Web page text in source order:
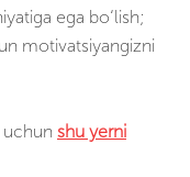
ega bo‘lish;
motivatsiyangizni
uchun shu yerni